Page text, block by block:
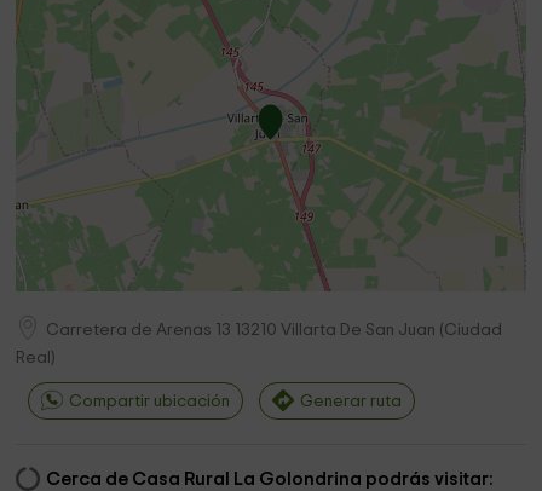
Carretera de Arenas 13 13210 Villarta De San Juan (Ciudad
Real )
Compartir ubicación Generar ruta
Cerca de Casa Rural La Golondrina podrás visitar: